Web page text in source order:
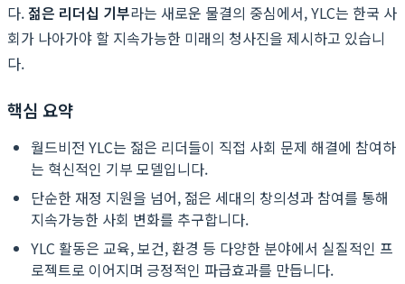
다.젊은 리더십 기부라는 새로운 물결의 중심에서, YLC는 한국 사
회가 나아가야 할 지속가능한 미래의 청사진을 제시하고 있습니
다.
핵심 요약
월드비전 YLC는 젊은 리더들이 직접 사회 문제 해결에 참여하
는 혁신적인 기부 모델입니다.
단순한 재정 지원을 넘어, 젊은 세대의 창의성과 참여를 통해
지속가능한 사회 변화를 추구합니다.
YLC 활동은 교육, 보건, 환경 등 다양한 분야에서 실질적인 프
로젝트로 이어지며 긍정적인 파급효과를 만듭니다.